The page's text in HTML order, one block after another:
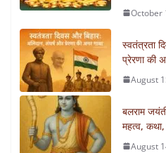
October
स्वतंत्रता
प्रेरणा की
August
बलराम
महत्व,
August